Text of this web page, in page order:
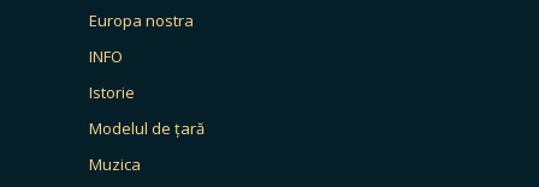
Europa nostra
INFO
Istorie
Modelul de țară
Muzica